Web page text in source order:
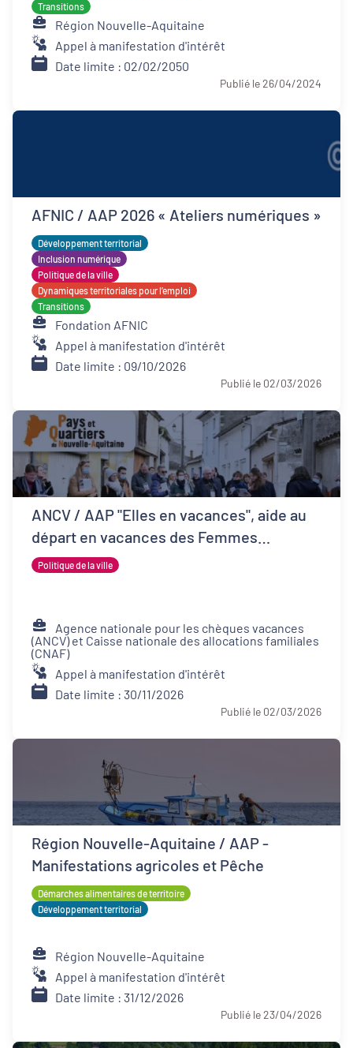
Transitions
Région Nouvelle-Aquitaine
Appel à manifestation d'intérêt
Date limite : 02/02/2050
Publié le 26/04/2024
AFNIC / AAP 2026 « Ateliers numériques »
Développement territorial
Inclusion numérique
Politique de la ville
Dynamiques territoriales pour l’emploi
Transitions
Fondation AFNIC
Appel à manifestation d'intérêt
Date limite : 09/10/2026
Publié le 02/03/2026
ANCV / AAP "Elles en vacances", aide au
départ en vacances des Femmes
Victimes de Violences et de leurs proches
Politique de la ville
Agence nationale pour les chèques vacances
(ANCV) et Caisse nationale des allocations familiales
(CNAF)
Appel à manifestation d'intérêt
Date limite : 30/11/2026
Publié le 02/03/2026
Région Nouvelle-Aquitaine / AAP -
Manifestations agricoles et Pêche
Démarches alimentaires de territoire
Développement territorial
Région Nouvelle-Aquitaine
Appel à manifestation d'intérêt
Date limite : 31/12/2026
Publié le 23/04/2026